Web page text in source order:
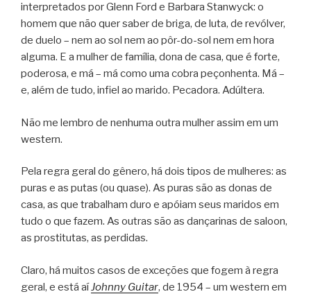
interpretados por Glenn Ford e Barbara Stanwyck: o
homem que não quer saber de briga, de luta, de revólver,
de duelo – nem ao sol nem ao pôr-do-sol nem em hora
alguma. E a mulher de família, dona de casa, que é forte,
poderosa, e má – má como uma cobra peçonhenta. Má –
e, além de tudo, infiel ao marido. Pecadora. Adúltera.
Não me lembro de nenhuma outra mulher assim em um
western.
Pela regra geral do gênero, há dois tipos de mulheres: as
puras e as putas (ou quase). As puras são as donas de
casa, as que trabalham duro e apóiam seus maridos em
tudo o que fazem. As outras são as dançarinas de saloon,
as prostitutas, as perdidas.
Claro, há muitos casos de exceções que fogem à regra
geral, e está aíJohnny Guitar, de 1954 – um western em